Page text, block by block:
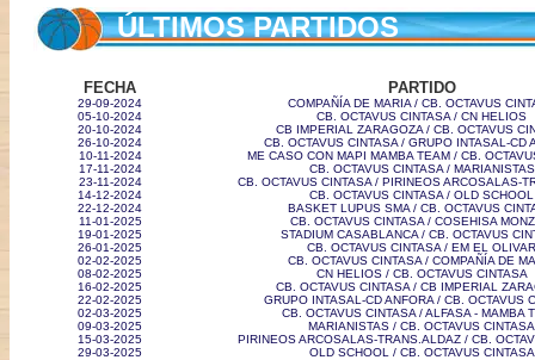
ÚLTIMOS PARTIDOS
FECHA PARTIDO
29-09-2024
COMPAÑÍA DE MARIA / CB. OCTAVUS
05-10-2024
CB. OCTAVUS CINTASA / CN HELIOS
20-10-2024
CB IMPERIAL ZARAGOZA / CB. OCTAVUS
26-10-2024
CB. OCTAVUS CINTASA / GRUPO INTASAL-CD
10-11-2024
ME CASO CON MAPI MAMBA TEAM / CB.
17-11-2024
CB. OCTAVUS CINTASA / MARIANISTAS
23-11-2024
CB. OCTAVUS CINTASA / PIRINEOS ARCOSALAS-
14-12-2024
CB. OCTAVUS CINTASA / OLD SCHOOL
22-12-2024
BASKET LUPUS SMA / CB. OCTAVUS
11-01-2025
CB. OCTAVUS CINTASA / COSEHISA
19-01-2025
STADIUM CASABLANCA / CB. OCTAVUS
26-01-2025
CB. OCTAVUS CINTASA / EM EL OLIVAR
02-02-2025
CB. OCTAVUS CINTASA / COMPAÑÍA DE
08-02-2025
CN HELIOS / CB. OCTAVUS CINTASA
16-02-2025
CB. OCTAVUS CINTASA / CB IMPERIAL
22-02-2025
GRUPO INTASAL-CD ANFORA / CB. OCTAVUS
02-03-2025
CB. OCTAVUS CINTASA / ALFASA - MAMBA
09-03-2025
MARIANISTAS / CB. OCTAVUS CINTASA
15-03-2025
PIRINEOS ARCOSALAS-TRANS.ALDAZ / CB.
29-03-2025
OLD SCHOOL / CB. OCTAVUS CINTASA